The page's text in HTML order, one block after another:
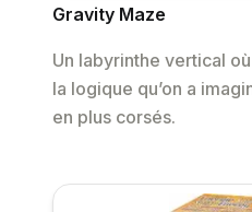
Gravity Maze
Un labyrinthe vertical
la logique qu’on a
en plus corsés.